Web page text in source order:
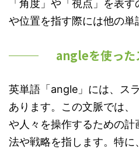
「角度」や「視点」を表
や位置を指す際には他の単
angleを使った
英単語「angle」には、ス
あります。この文脈では
や人々を操作するための
法や戦略を指します。特